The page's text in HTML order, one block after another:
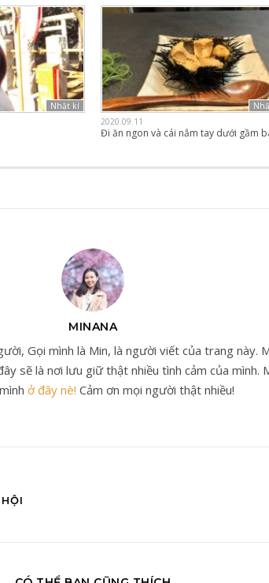
Nhật kí
2020.09.11
Đi ăn ngon và cái nắm tay dưới gầm
MINANA
Gọi mình là Min, là người viết của trang này.
sẽ là nơi lưu giữ thật nhiều tình cảm của mình.
ở đây nè! Cảm ơn mọi người thật nhiều!